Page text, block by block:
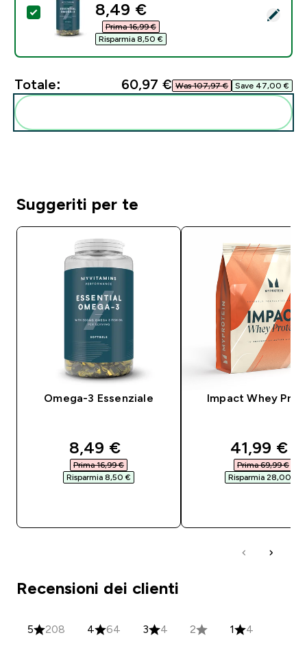
Seleziona questo prodotto - Omega-3 Essenziale -
discounted price
8,49 €‎
Prima 16,99 €‎
Risparmia 8,50 €‎
Totale: 60,97 €‎ Was 107,97 €‎ Save 47,00 €‎
Suggeriti per te
Omega-3 Essenziale
discounted price
8,49 €‎
Prima 16,99 €‎
Risparmia 8,50 €‎
Impact Whey
41,99 €‎
Prima 69,99 €‎
Risparmia 28,00 €‎
Recensioni dei clienti
5 208 4 64 3 4 2 1 4